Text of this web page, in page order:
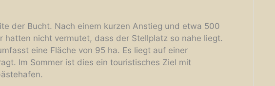
der Bucht. Nach einem kurzen Anstieg und etwa 500
hatten nicht vermutet, dass der Stellplatz so nahe liegt.
eine Fläche von 95 ha. Es liegt auf einer
Im Sommer ist dies ein touristisches Ziel mit